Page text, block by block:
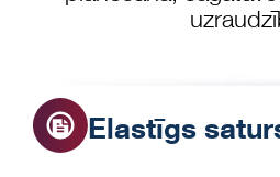
Elastīgs